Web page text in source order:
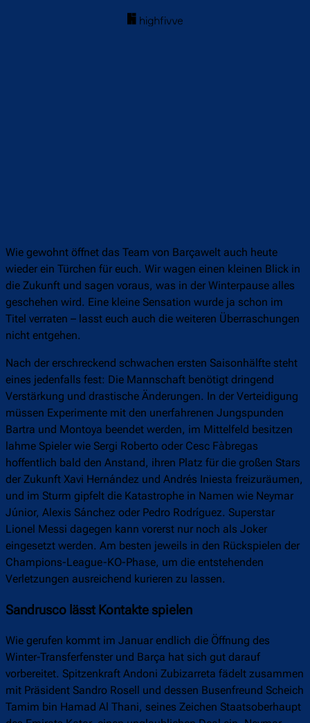
Wie gewohnt öffnet das Team von Barçawelt auch heute
wieder ein Türchen für euch. Wir wagen einen kleinen Blick in
die Zukunft und sagen voraus, was in der Winterpause alles
geschehen wird. Eine kleine Sensation wurde ja schon im
Titel verraten – lasst euch auch die weiteren Überraschungen
nicht entgehen.
Nach der erschreckend schwachen ersten Saisonhälfte steht
eines jedenfalls fest: Die Mannschaft benötigt dringend
Verstärkung und drastische Änderungen. In der Verteidigung
müssen Experimente mit den unerfahrenen Jungspunden
Bartra und Montoya beendet werden, im Mittelfeld besitzen
lahme Spieler wie Sergi Roberto oder Cesc Fàbregas
hoffentlich bald den Anstand, ihren Platz für die großen Stars
der Zukunft Xavi Hernández und Andrés Iniesta freizuräumen,
und im Sturm gipfelt die Katastrophe in Namen wie Neymar
Júnior, Alexis Sánchez oder Pedro Rodríguez. Superstar
Lionel Messi dagegen kann vorerst nur noch als Joker
eingesetzt werden. Am besten jeweils in den Rückspielen der
Champions-League-KO-Phase, um die entstehenden
Verletzungen ausreichend kurieren zu lassen.
Sandrusco lässt Kontakte spielen
Wie gerufen kommt im Januar endlich die Öffnung des
Winter-Transferfenster und Barça hat sich gut darauf
vorbereitet. Spitzenkraft Andoni Zubizarreta fädelt zusammen
mit Präsident Sandro Rosell und dessen Busenfreund Scheich
Tamim bin Hamad Al Thani, seines Zeichen Staatsoberhaupt